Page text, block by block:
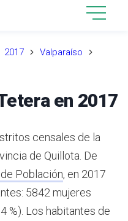
2017
Valparaíso
en 2017
censales de la
de Quillota. De
Población, en 2017
5842 mujeres
%). Los habitantes de